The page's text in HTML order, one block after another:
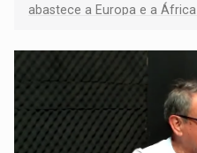
abastece a Europa e a África